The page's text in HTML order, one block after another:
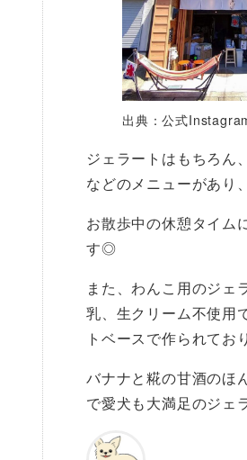
出典：公式
ジェラートはもちろん
などのメニューがあり、
お散歩中の休憩タイム
す◎
また、わんこ用のジェ
乳、生クリーム不使用
トベースで作られており
バナナと糀の甘酒のほ
で愛犬も大満足のジェ